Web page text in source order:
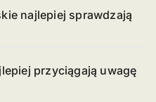
najlepiej sprawdzają
przyciągają uwagę